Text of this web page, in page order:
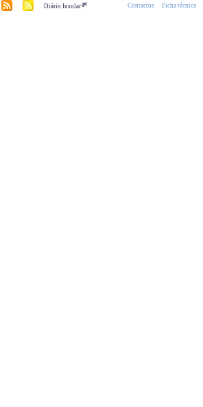
Diário Insular.pt Contactos Ficha técnica